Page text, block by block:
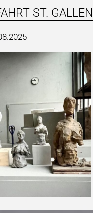
ST. GALLEN